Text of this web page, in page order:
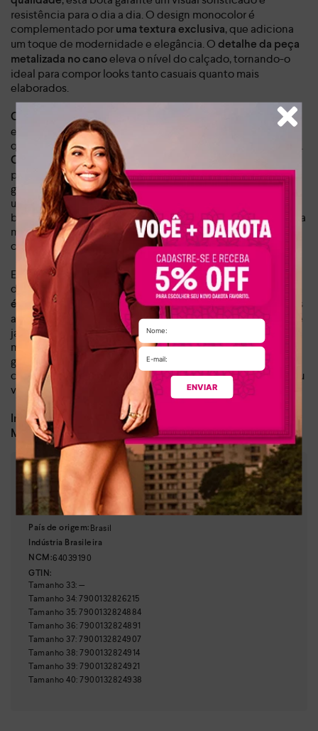
ENVIAR
resistência para o dia a dia. O design monocolor é
complementado por uma textura exclusiva, que adiciona
um toque de modernidade e elegância. O detalhe da peça
metalizada no cano eleva o nível do calçado, tornando-o
ideal para compor looks tanto casuais quanto mais
elaborados.
Com salto bloco de 5,5 cm
equilíbrio perfeito entre conforto e elegância, permitindo
que você a use por longos períodos sem abrir mão do estilo.
O cano curto de 16 cm e a circunferência de 24 cm
proporcionam um ajuste perfeito, enquanto o zíper lateral
garante praticidade no calce. Seja para um dia de trabalho,
um passeio no parque ou um encontro com amigos, esta
bota é a companhia ideal para todas as ocasiões. A palmilha
macia e o solado antiderrapante garantem o máximo de
conforto e segurança em cada passo.
Essa bota Dakota é um investimento em qualidade,
durabilidade e estilo.
Com um peso de apenas 0,868 kg, ela
é leve e confortável
, ideal para acompanhar você em todas
as suas aventuras. Seja para um look casual chic com jeans e
jaqueta, ou para um visual mais sofisticado com vestido e
meia-calça, esta bota é a peça chave que faltava no seu
guarda-roupa. Não perca a oportunidade de adquirir um
calçado que combina com o seu estilo de vida e eleva o seu
visual a um novo patamar.
Indicado para: Dia a dia, lazer
Material: Couro
Cor : Caramelo
Referência D0371-00004
País de origem: Brasil
Indústria Brasileira
NCM:64039190
GTIN:
Tamanho 33:—
Tamanho 34:7900132826215
Tamanho 35:7900132824884
Tamanho 36:7900132824891
Tamanho 37:7900132824907
Tamanho 38:7900132824914
Tamanho 39:7900132824921
Tamanho40:7900132824938